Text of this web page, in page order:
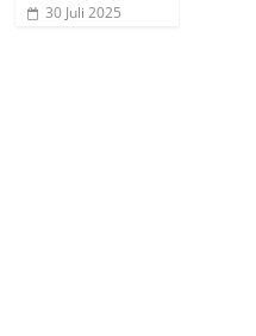
30 Juli 2025